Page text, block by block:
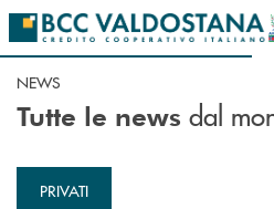
Salta al contenuto principale
NEWS
Tutte le news dal
PRIVATI